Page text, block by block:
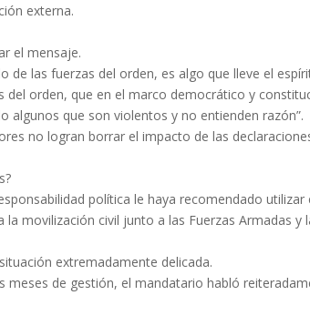
externa.
el mensaje.
de las fuerzas del orden, es algo que lleve el
del orden, que en el marco democrático y
algunos que son violentos y no entienden razón”.
no logran borrar el impacto de las
política le haya recomendado utilizar
movilización civil junto a las Fuerzas Armadas y
extremadamente delicada.
meses de gestión, el mandatario habló